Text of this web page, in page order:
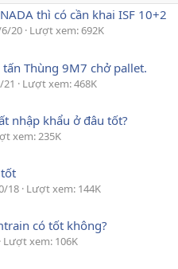
thì có cần khai ISF 10+2
20 Lượt xem: 692K
tấn Thùng 9M7 chở pallet.
21
Lượt xem: 468K
nhập khẩu ở đâu tốt?
xem: 235K
18 Lượt xem: 144K
có tốt không?
Lượt xem: 106K